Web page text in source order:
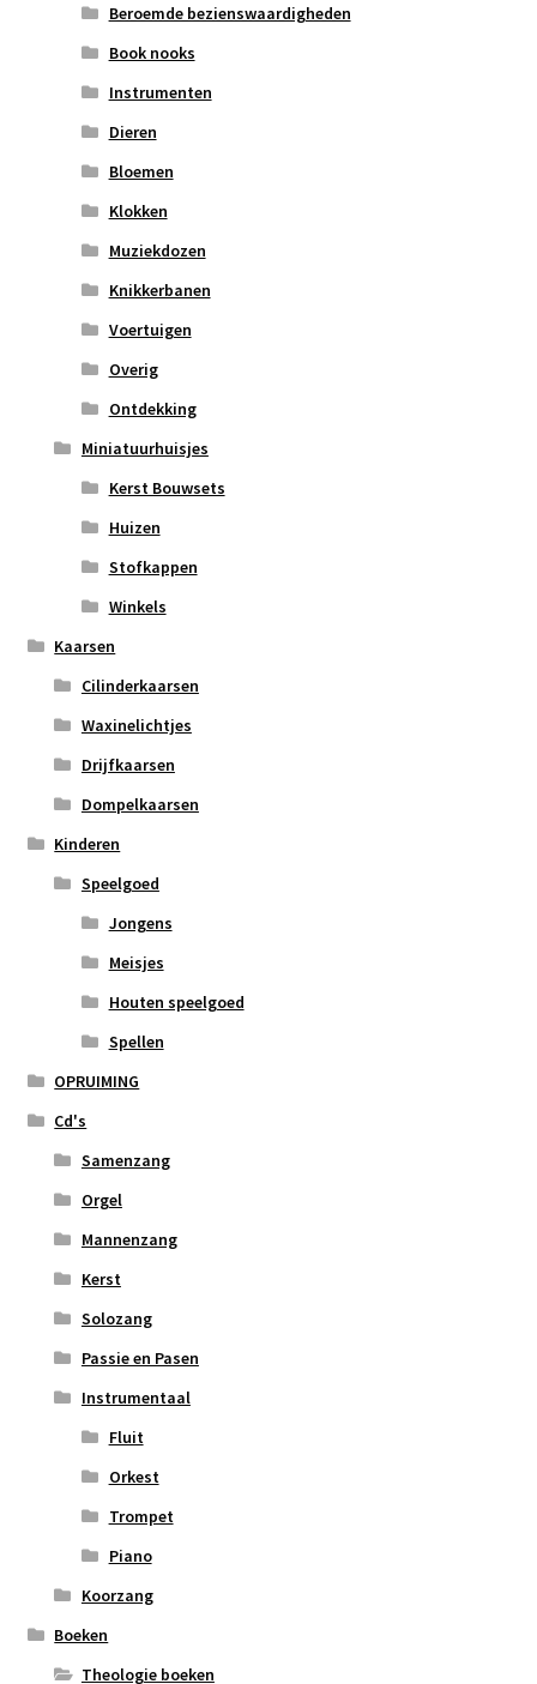
Beroemde bezienswaardigheden
Book nooks
Instrumenten
Dieren
Bloemen
Klokken
Muziekdozen
Knikkerbanen
Voertuigen
Overig
Ontdekking
Miniatuurhuisjes
Kerst Bouwsets
Huizen
Stofkappen
Winkels
Kaarsen
Cilinderkaarsen
Waxinelichtjes
Drijfkaarsen
Dompelkaarsen
Kinderen
Speelgoed
Jongens
Meisjes
Houten speelgoed
Spellen
OPRUIMING
Cd's
Samenzang
Orgel
Mannenzang
Kerst
Solozang
Passie en Pasen
Instrumentaal
Fluit
Orkest
Trompet
Piano
Koorzang
Boeken
Theologie boeken